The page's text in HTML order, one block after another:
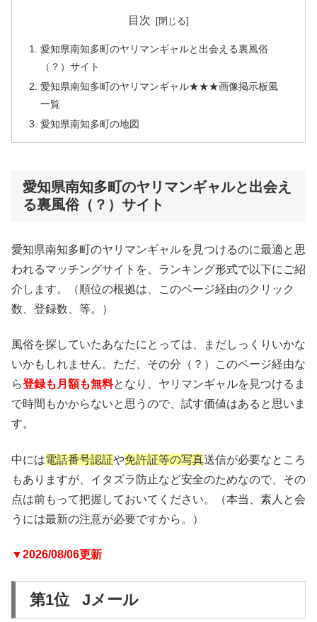
目次
愛知県南知多町のヤリマンギャルと出会える裏風俗
（？）サイト
愛知県南知多町のヤリマンギャル★★★画像掲示板風
一覧
愛知県南知多町の地図
愛知県南知多町のヤリマンギャルと出会え
る裏風俗（？）サイト
愛知県南知多町のヤリマンギャルを見つけるのに最適と思
われるマッチングサイトを、ランキング形式で以下にご紹
介します。（順位の根拠は、このページ経由のクリック
数、登録数、等。）
風俗を探していたあなたにとっては、まだしっくりいかな
いかもしれません。ただ、その分（？）このページ経由な
ら登録も月額も無料となり、ヤリマンギャルを見つけるま
で時間もかからないと思うので、試す価値はあると思いま
す。
中には電話番号認証や免許証等の写真送信が必要なところ
もありますが、イタズラ防止など安全のためなので、その
点は前もって把握しておいてください。（本当、素人と会
うには最新の注意が必要ですから。）
▼2026/08/06更新
第1位 Jメール